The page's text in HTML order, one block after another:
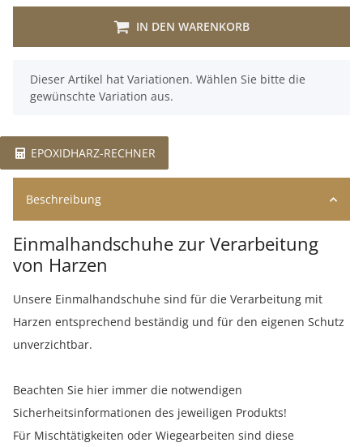
IN DEN WARENKORB
x
Dieser Artikel hat Variationen. Wählen Sie bitte die
gewünschte Variation aus.
EPOXIDHARZ-RECHNER
Beschreibung
Einmalhandschuhe zur Verarbeitung
von Harzen
Unsere Einmalhandschuhe sind für die Verarbeitung mit
Harzen entsprechend beständig und für den eigenen Schutz
unverzichtbar.
Beachten Sie hier immer die notwendigen
Sicherheitsinformationen des jeweiligen Produkts!
Für Mischtätigkeiten oder Wiegearbeiten sind diese